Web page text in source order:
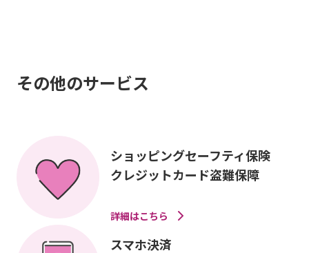
その他のサービス
ショッピングセーフティ保険
クレジットカード盗難保障
詳細はこちら
スマホ決済